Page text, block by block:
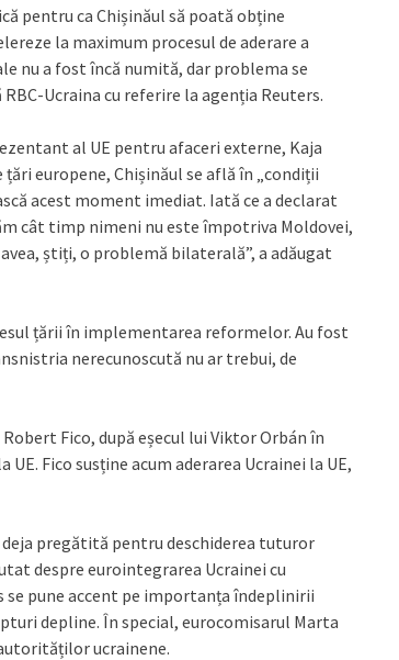
pentru ca Chișinăul să poată obține
la maximum procesul de aderare a
nu a fost încă numită, dar problema se
Ucraina cu referire la agenția Reuters.
al UE pentru afaceri externe, Kaja
europene, Chișinăul se află în „condiții
acest moment imediat. Iată ce a declarat
cât timp nimeni nu este împotriva Moldovei,
știți, o problemă bilaterală”, a adăugat
țării în implementarea reformelor. Au fost
nerecunoscută nu ar trebui, de
Fico, după eșecul lui Viktor Orbán în
Fico susține acum aderarea Ucrainei la UE,
pregătită pentru deschiderea tuturor
despre eurointegrarea Ucrainei cu
se pune accent pe importanța îndeplinirii
depline. În special, eurocomisarul Marta
ucrainene.